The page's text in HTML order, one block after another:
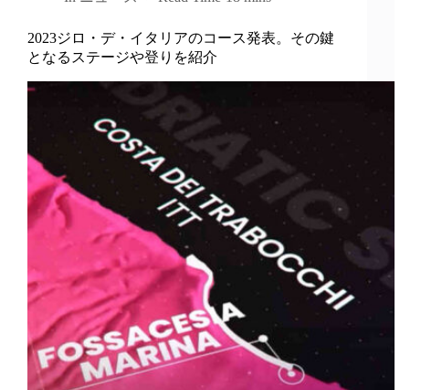
2023ジロ・デ・イタリアのコース発表。その鍵
となるステージや登りを紹介